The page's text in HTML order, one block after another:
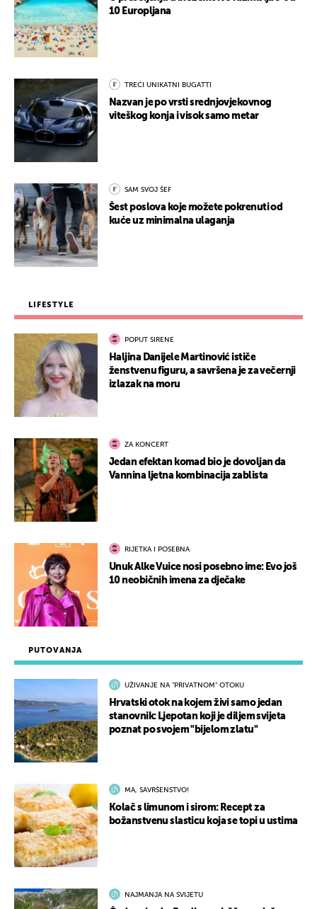
PUTOVANJA
UŽIVANJE NA "PRIVATNOM" OTOKU
Hrvatski otok na kojem živi samo jedan
stanovnik: Ljepotan koji je diljem svijeta
poznat po svojem "bijelom zlatu"
MA, SAVRŠENSTVO!
Kolač s limunom i sirom: Recept za
božanstvenu slasticu koja se topi u ustima
NAJMANJA NA SVIJETU
10 Europljana
TREĆI UNIKATNI BUGATTI
Nazvan je po vrsti srednjovjekovnog
viteškog konja i visok samo metar
SAM SVOJ ŠEF
Šest poslova koje možete pokrenuti od
kuće uz minimalna ulaganja
LIFESTYLE
POPUT SIRENE
Haljina Danijele Martinović ističe
ženstvenu figuru, a savršena je za večernji
izlazak na moru
ZA KONCERT
Jedan efektan komad bio je dovoljan da
Vannina ljetna kombinacija zablista
RIJETKA I POSEBNA
Unuk Alke Vuice nosi posebno ime: Evo još
10 neobičnih imena za dječake